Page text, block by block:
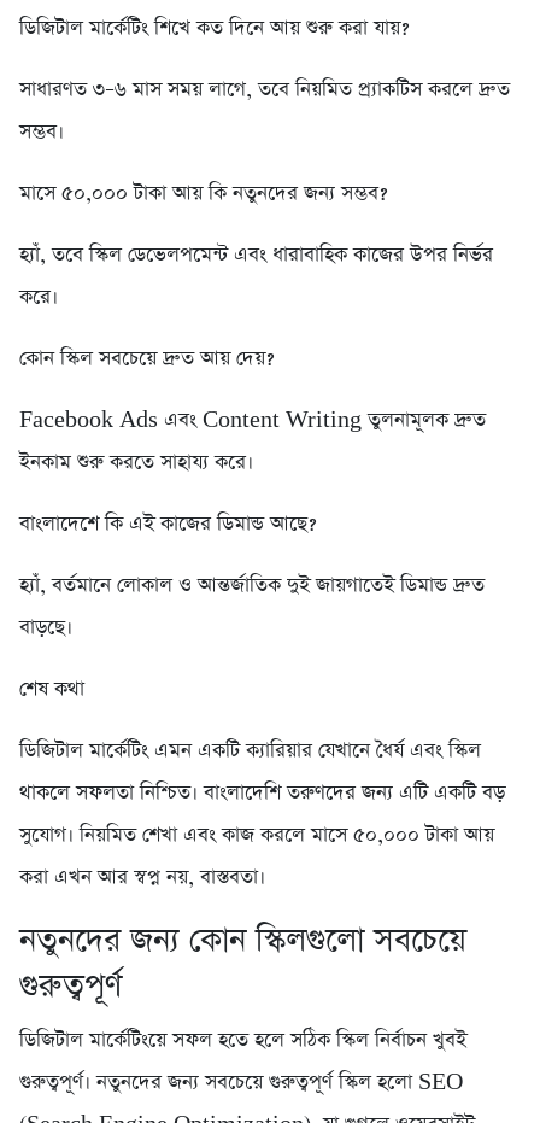
ডিজিটাল মার্কেটিং শিখে কত দিনে আয় শুরু করা যায়?
সাধারণত ৩–৬ মাস সময় লাগে, তবে নিয়মিত প্র্যাকটিস করলে দ্রুত
সম্ভব।
মাসে ৫০,০০০ টাকা আয় কি নতুনদের জন্য সম্ভব?
হ্যাঁ, তবে স্কিল ডেভেলপমেন্ট এবং ধারাবাহিক কাজের উপর নির্ভর
করে।
কোন স্কিল সবচেয়ে দ্রুত আয় দেয়?
Facebook Ads এবং Content Writing তুলনামূলক দ্রুত
ইনকাম শুরু করতে সাহায্য করে।
বাংলাদেশে কি এই কাজের ডিমান্ড আছে?
হ্যাঁ, বর্তমানে লোকাল ও আন্তর্জাতিক দুই জায়গাতেই ডিমান্ড দ্রুত
বাড়ছে।
শেষ কথা
ডিজিটাল মার্কেটিং এমন একটি ক্যারিয়ার যেখানে ধৈর্য এবং স্কিল
থাকলে সফলতা নিশ্চিত। বাংলাদেশি তরুণদের জন্য এটি একটি বড়
সুযোগ। নিয়মিত শেখা এবং কাজ করলে মাসে ৫০,০০০ টাকা আয়
করা এখন আর স্বপ্ন নয়, বাস্তবতা।
নতুনদের জন্য কোন স্কিলগুলো সবচেয়ে
গুরুত্বপূর্ণ
ডিজিটাল মার্কেটিংয়ে সফল হতে হলে সঠিক স্কিল নির্বাচন খুবই
গুরুত্বপূর্ণ। নতুনদের জন্য সবচেয়ে গুরুত্বপূর্ণ স্কিল হলো SEO